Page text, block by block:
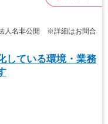
人名非公開 ※詳細はお問合
している環境・業務